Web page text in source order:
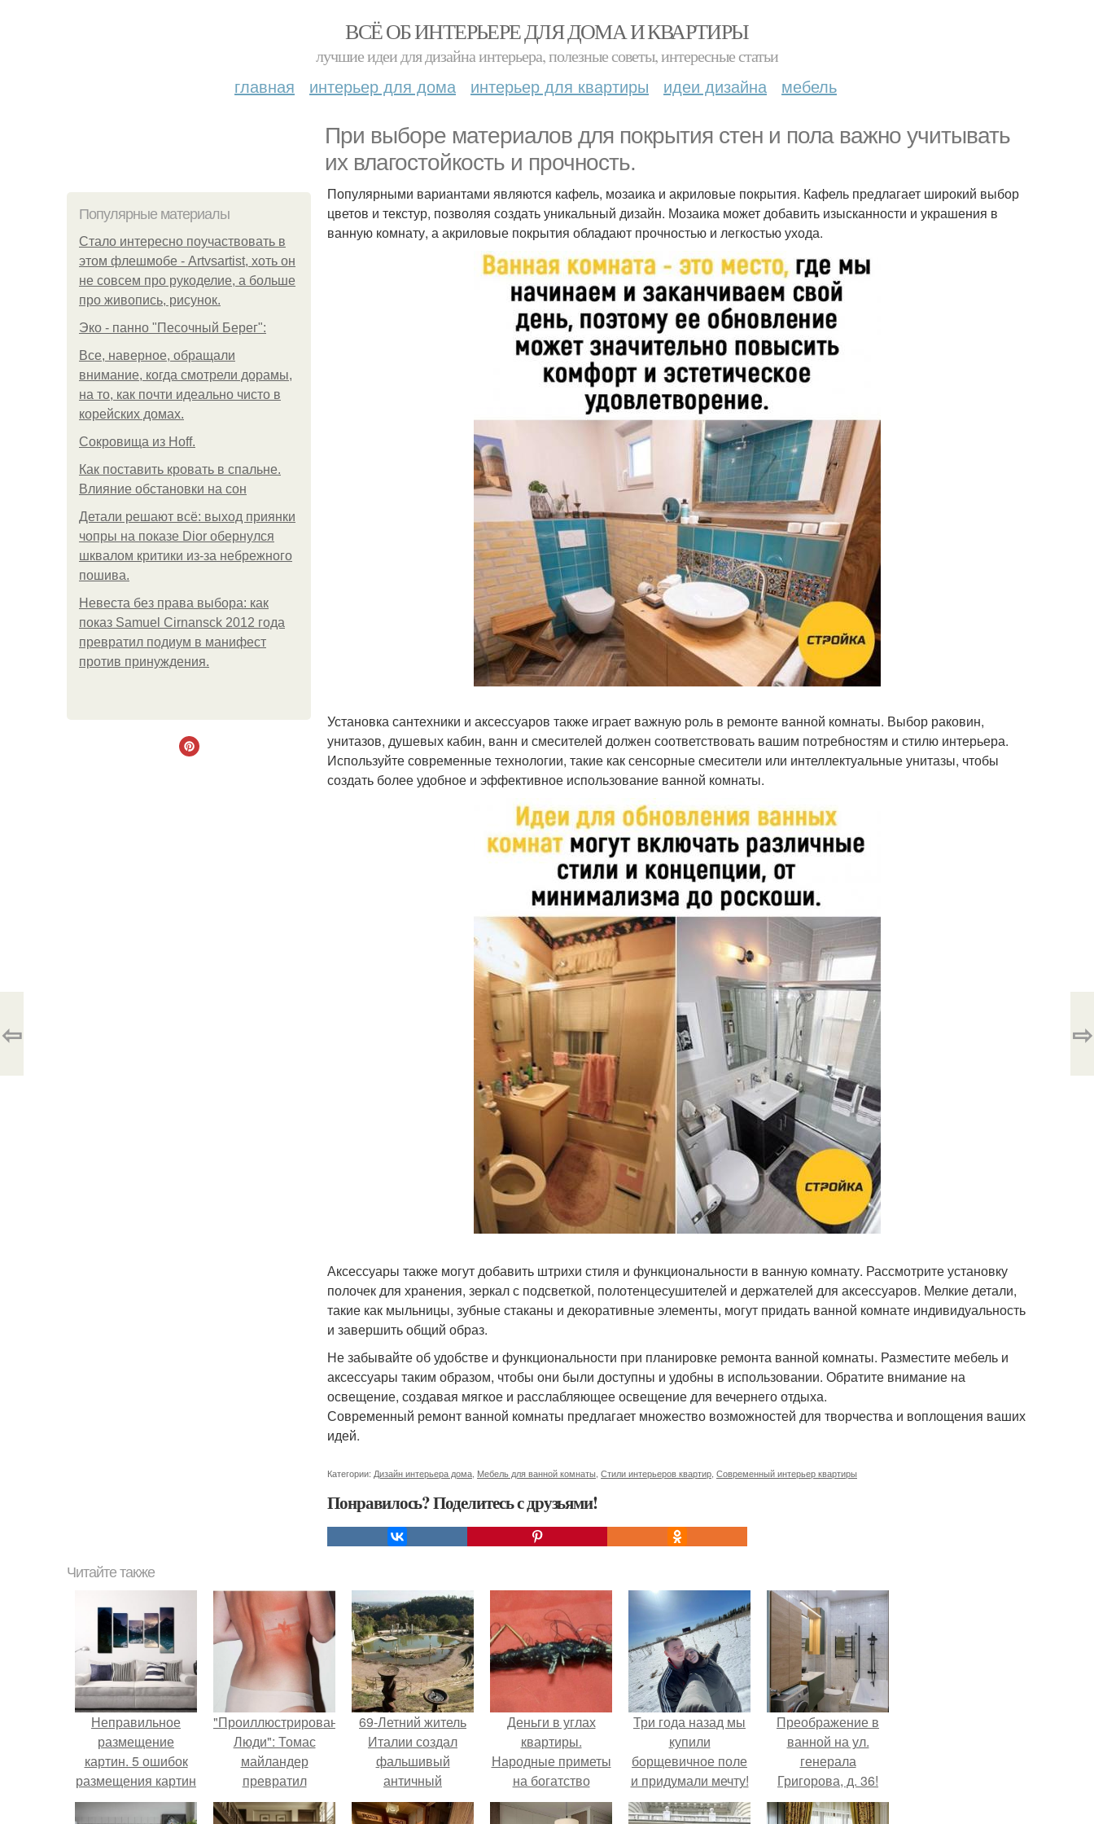
ВСЁ ОБ ИНТЕРЬЕРЕ ДЛЯ ДОМА И КВАРТИРЫ
лучшие идеи для дизайна интерьера, полезные советы, интересные статьи
главная интерьер для дома интерьер для квартиры идеи дизайна мебель
При выборе материалов для покрытия стен и пола важно учитывать
их влагостойкость и прочность.
Популярные материалы
Стало интересно поучаствовать в
этом флешмобе - Artvsartist, хоть он
не совсем про рукоделие, а больше
про живопись, рисунок.
Эко - панно "Песочный Берег":
Все, наверное, обращали
внимание, когда смотрели дорамы,
на то, как почти идеально чисто в
корейских домах.
Сокровища из Hoff.
Как поставить кровать в спальне.
Влияние обстановки на сон
Детали решают всё: выход приянки
чопры на показе Dior обернулся
шквалом критики из-за небрежного
пошива.
Невеста без права выбора: как
показ Samuel Cirnansck 2012 года
превратил подиум в манифест
против принуждения.
Популярными вариантами являются кафель, мозаика и акриловые покрытия. Кафель предлагает широкий выбор
цветов и текстур, позволяя создать уникальный дизайн. Мозаика может добавить изысканности и украшения в
ванную комнату, а акриловые покрытия обладают прочностью и легкостью ухода.
Установка сантехники и аксессуаров также играет важную роль в ремонте ванной комнаты. Выбор раковин,
унитазов, душевых кабин, ванн и смесителей должен соответствовать вашим потребностям и стилю интерьера.
Используйте современные технологии, такие как сенсорные смесители или интеллектуальные унитазы, чтобы
создать более удобное и эффективное использование ванной комнаты.
Аксессуары также могут добавить штрихи стиля и функциональности в ванную комнату. Рассмотрите установку
полочек для хранения, зеркал с подсветкой, полотенцесушителей и держателей для аксессуаров. Мелкие детали,
такие как мыльницы, зубные стаканы и декоративные элементы, могут придать ванной комнате индивидуальность
и завершить общий образ.
Не забывайте об удобстве и функциональности при планировке ремонта ванной комнаты. Разместите мебель и
аксессуары таким образом, чтобы они были доступны и удобны в использовании. Обратите внимание на
освещение, создавая мягкое и расслабляющее освещение для вечернего отдыха.
Современный ремонт ванной комнаты предлагает множество возможностей для творчества и воплощения ваших
идей.
Категории: Дизайн интерьера дома Мебель для ванной комнаты Стили интерьеров квартир Современный интерьер квартиры
Понравилось? Поделитесь с друзьями!
⇦ ⇨
Читайте также
Неправильное
размещение
картин. 5 ошибок
размещения картин
на стенах
"Проиллюстрированные
Люди": Томас
майландер
превратил
солнечные ожоги в
арт - объект.
69-Летний житель
Италии создал
фальшивый
античный
амфитеатр и
долгое время
Деньги в углах
квартиры.
Народные приметы
на богатство
Три года назад мы
купили
борщевичное поле
и придумали мечту!
Преображение в
ванной на ул.
генерала
Григорова, д. 36!